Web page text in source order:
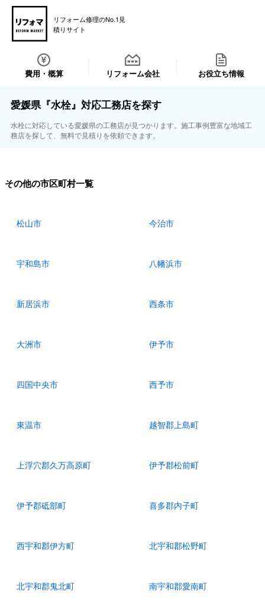
リフォーム修理のNo.1見
積りサイト
費用・概算 リフォーム会社 お役立ち情報
愛媛県『水栓』対応工務店を探す
水栓に対応している愛媛県の工務店が見つかります。施工事例豊富な地域工
務店を探して、無料で見積りを依頼できます。
その他の市区町村一覧
松山市 今治市
宇和島市 八幡浜市
新居浜市 西条市
大洲市 伊予市
四国中央市 西予市
東温市 越智郡上島町
上浮穴郡久万高原町 伊予郡松前町
伊予郡砥部町 喜多郡内子町
西宇和郡伊方町 北宇和郡松野町
北宇和郡鬼北町 南宇和郡愛南町